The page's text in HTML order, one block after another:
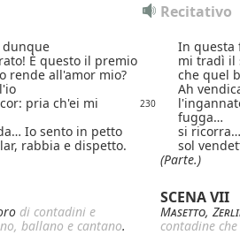
Recitativo
In questa
È questo il premio
mi tradì il
rende all'amor mio?
che quel
Ah
pria ch'ei mi
230
fugga…
Io sento in petto
si
rabbia e dispetto.
sol
(Parte.)
SCENA VII
di contadini e
ballano e cantano.
Masetto,
contadine